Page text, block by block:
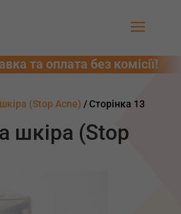
(Stop Acne) / Сторінка 13
шкіра (Stop